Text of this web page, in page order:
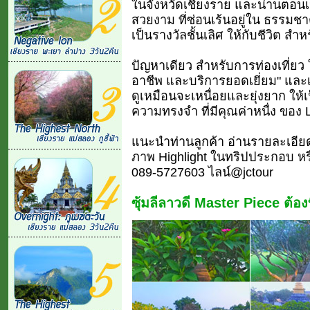
ในจังหวัดเชียงราย และน่านตอ
สวยงาม ที่ซ่อนเร้นอยู่ใน ธรรม
เป็นรางวัลชั้นเลิศ ให้กับชีวิต สำ
ปัญหาเดียว สำหรับการท่องเที่ย
อาชีพ และบริการยอดเยี่ยม" แล
ดูเหมือนจะเหนื่อยและยุ่งยาก ใ
ความทรงจำ ที่มีคุณค่าหนื่ง ของ
แนะนำท่านลูกค้า อ่านรายละเอี
ภาพ Highlight ในทริปประกอบ
089-5727603 ไลน์@jctour
ซุ้มลีลาวดี Master Piece ต้อ